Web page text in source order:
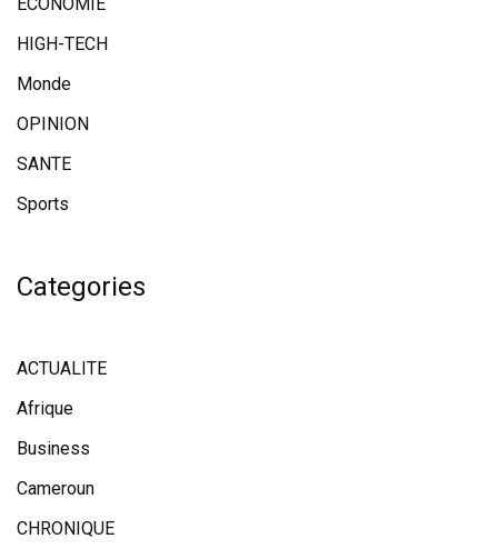
ECONOMIE
HIGH-TECH
Monde
OPINION
SANTE
Sports
Categories
ACTUALITE
Afrique
Business
Cameroun
CHRONIQUE